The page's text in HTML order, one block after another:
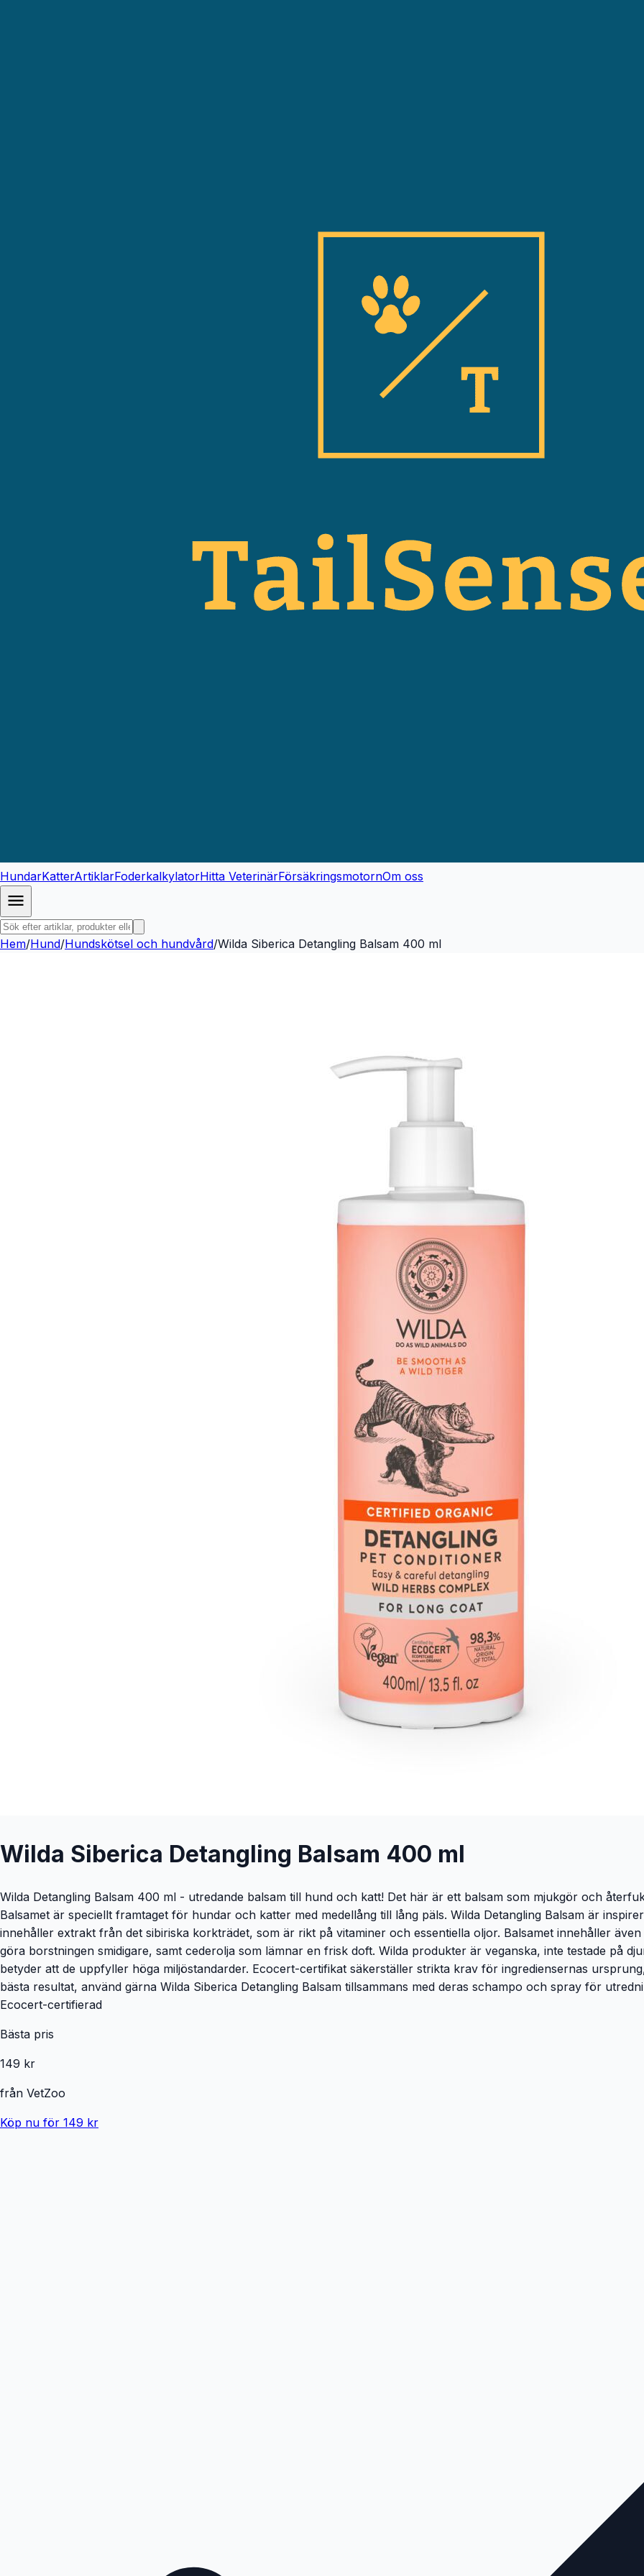
HundarKatterArtiklarFoderkalkylatorHitta VeterinärFörsäkringsmotornOm oss
Hem/Hund/Hundskötsel och hundvård/Wilda Siberica Detangling Balsam 400 ml
Wilda Siberica Detangling Balsam 400 ml
Wilda Detangling Balsam 400 ml - utredande balsam till hund och katt! Det här är ett balsam som mjukgör och
Balsamet är speciellt framtaget för hundar och katter med medellång till lång päls. Wilda Detangling Balsam är
innehåller extrakt från det sibiriska korkträdet, som är rikt på vitaminer och essentiella oljor. Balsamet innehåller
göra borstningen smidigare, samt cederolja som lämnar en frisk doft. Wilda produkter är veganska, inte testade på
betyder att de uppfyller höga miljöstandarder. Ecocert-certifikat säkerställer strikta krav för ingrediensernas
bästa resultat, använd gärna Wilda Siberica Detangling Balsam tillsammans med deras schampo och spray för
Ecocert-certifierad
Bästa pris
149 kr
från VetZoo
Köp nu för 149 kr